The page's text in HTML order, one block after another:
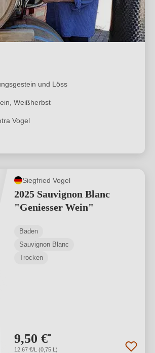
und Löss
Weißherbst
Vogel
Siegfried Vogel
2025 Sauvignon Blanc
"Geniesser Wein"
Baden
Sauvignon Blanc
Trocken
9,50 €*
12,67 €/L (0,75 L)